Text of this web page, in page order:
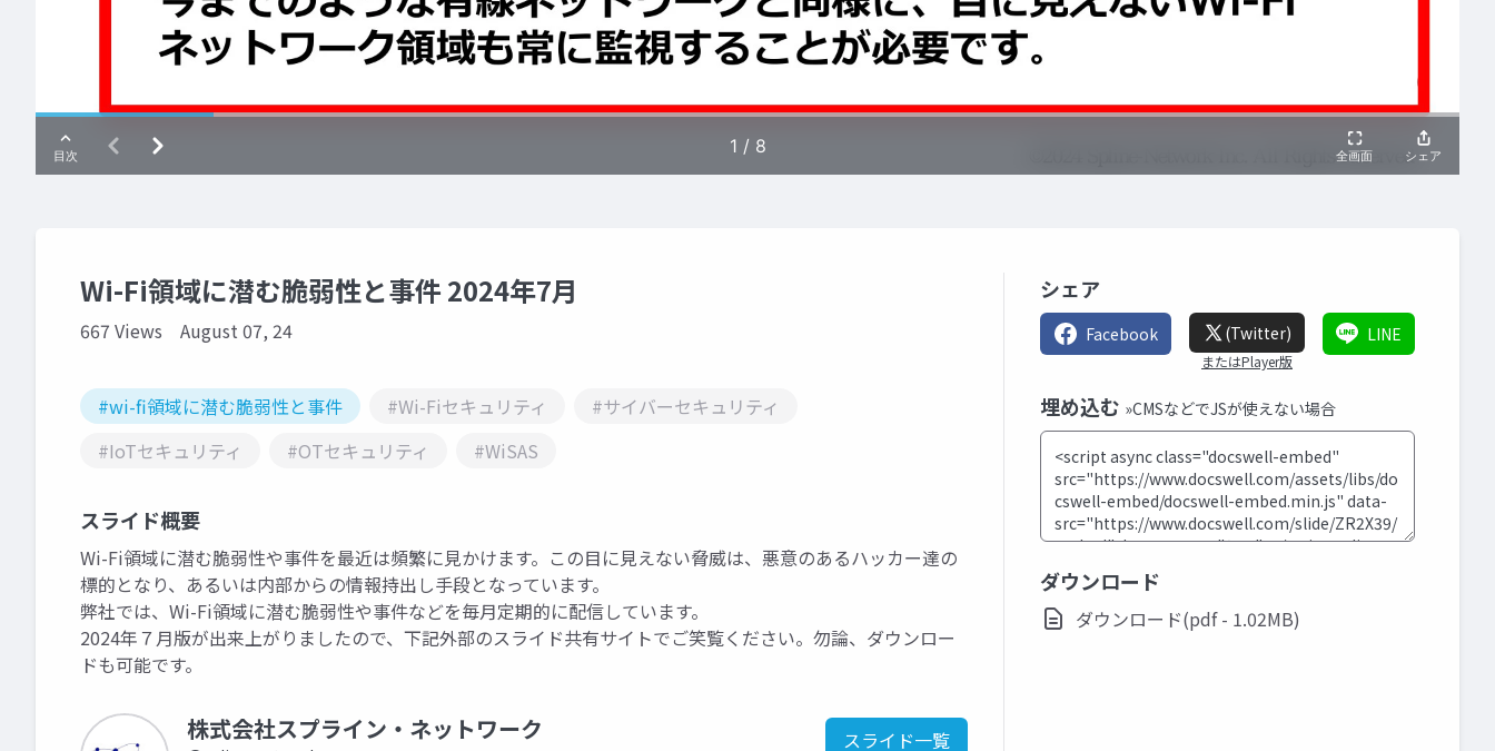
Wi-Fi領域に潜む脆弱性と事件 2024年7月
667 Views August 07, 24
#wi-fi領域に潜む脆弱性と事件 #Wi-Fiセキュリティ
#サイバーセキュリティ
#IoTセキュリティ
#OTセキュリティ #WiSAS
スライド概要
Wi-Fi領域に潜む脆弱性や事件を最近は頻繁に見かけます。この目に見えない脅威は、悪意のあるハッカー達の
標的となり、あるいは内部からの情報持出し手段となっています。
弊社では、Wi-Fi領域に潜む脆弱性や事件などを毎月定期的に配信しています。
2024年７月版が出来上がりましたので、下記外部のスライド共有サイトでご笑覧ください。勿論、ダウンロー
ドも可能です。
株式会社スプライン・ネットワーク スライド一覧
シェア
Facebook (Twitter)
またはPlayer版
LINE
埋め込む »CMSなどでJSが使えない場合
ダウンロード
ダウンロード(pdf - 1.02MB)